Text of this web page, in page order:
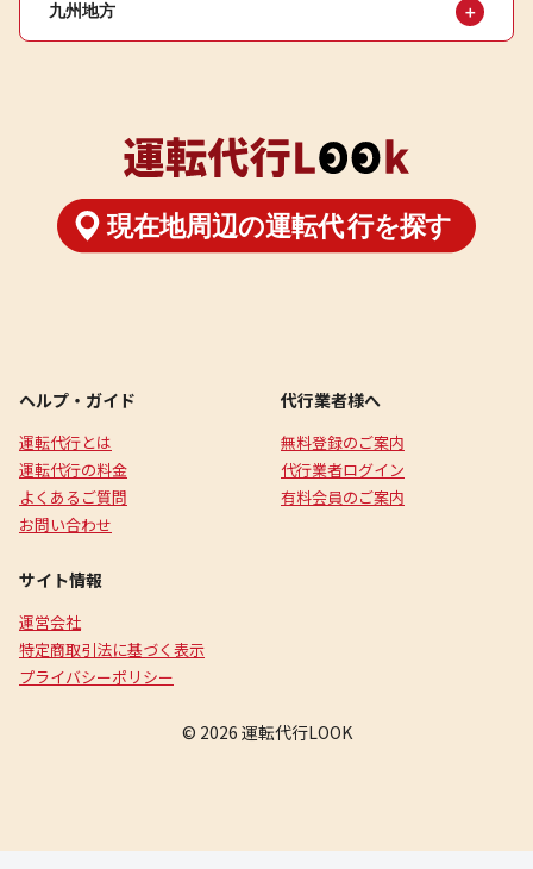
九州地方 ＋
ヘルプ・ガイド
運転代行とは
運転代行の料金
よくあるご質問
お問い合わせ
代行業者様へ
無料登録のご案内
代行業者ログイン
有料会員のご案内
サイト情報
運営会社
特定商取引法に基づく表示
プライバシーポリシー
© 2026 運転代行LOOK